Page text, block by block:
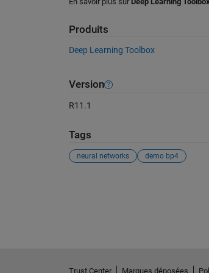
Produits
Deep Learning Toolbox
Version
R11.1
Tags
neural networks demo bp4
Trust Center Marques déposées